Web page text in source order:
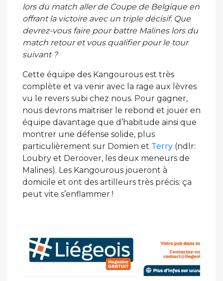
lors du match aller de Coupe de Belgique en
offrant la victoire avec un triple décisif. Que
devrez-vous faire pour battre Malines lors du
match retour et vous qualifier pour le tour
suivant ?
Cette équipe des Kangourous est très
complète et va venir avec la rage aux lèvres
vu le revers subi chez nous. Pour gagner,
nous devrons maitriser le rebond et jouer en
équipe davantage que d’habitude ainsi que
montrer une défense solide, plus
particulièrement sur Domien et Terry (ndlr:
Loubry et Deroover, les deux meneurs de
Malines). Les Kangourous joueront à
domicile et ont des artilleurs très précis: ça
peut vite s’enflammer !